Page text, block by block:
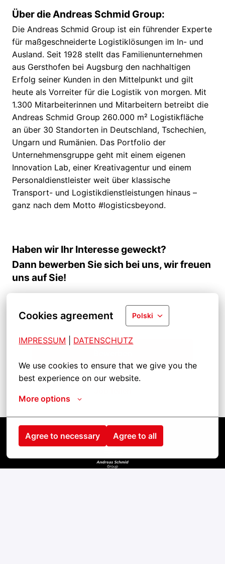
Cookies agreement Polski
IMPRESSUM DATENSCHUTZ
We use cookies to ensure that we give you the
best experience on our website.
More options
Agree to necessary Agree to all
Über die Andreas Schmid Group:
Die Andreas Schmid Group ist ein führender Experte
für maßgeschneiderte Logistiklösungen im In- und
Ausland. Seit 1928 stellt das Familienunternehmen
aus Gersthofen bei Augsburg den nachhaltigen
Erfolg seiner Kunden in den Mittelpunkt und gilt
heute als Vorreiter für die Logistik von morgen. Mit
1.300 Mitarbeiterinnen und Mitarbeitern betreibt die
Andreas Schmid Group 260.000 m² Logistikfläche
an über 30 Standorten in Deutschland, Tschechien,
Ungarn und Rumänien. Das Portfolio der
Unternehmensgruppe geht mit einem eigenen
Innovation Lab, einer Kreativagentur und einem
Personaldienstleister weit über klassische
Transport- und Logistikdienstleistungen hinaus –
ganz nach dem Motto #logisticsbeyond.
Haben wir Ihr Interesse geweckt?
Dann bewerben Sie sich bei uns, wir freuen
uns auf Sie!
Strona główna